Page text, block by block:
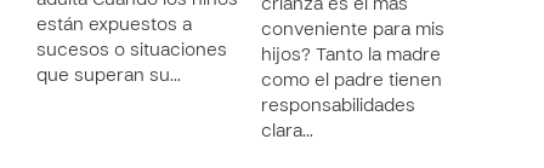
están expuestos a
sucesos o situaciones
que superan su…
crianza es el más
conveniente para mis
hijos? Tanto la madre
como el padre tienen
responsabilidades
clara…